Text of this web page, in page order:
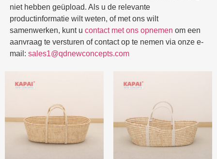
niet hebben geüpload. Als u de relevante
productinformatie wilt weten, of met ons wilt
samenwerken, kunt u contact met ons opnemen om een
aanvraag te versturen of contact op te nemen via onze e-
mail: sales1@qdnewconcepts.com